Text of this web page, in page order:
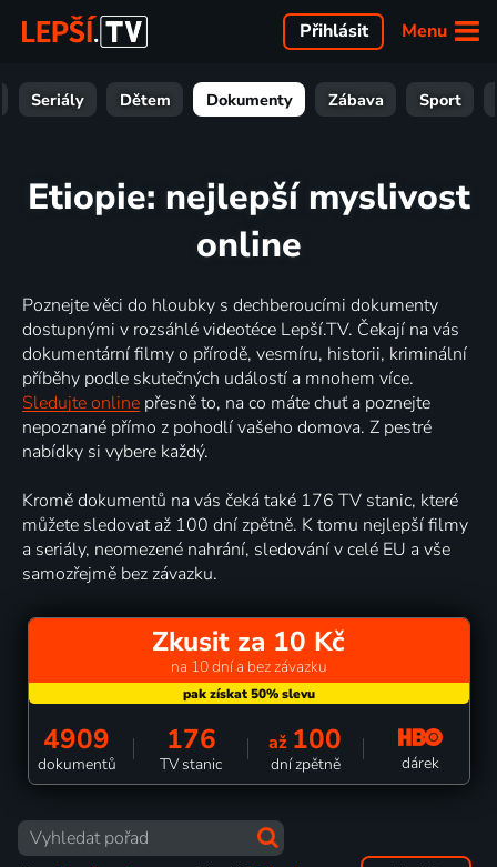
Menu
Přihlásit
Seriály Dětem Dokumenty Zábava Sport
Etiopie: nejlepší myslivost
online
Poznejte věci do hloubky s dechberoucími dokumenty
dostupnými v rozsáhlé videotéce Lepší.TV. Čekají na vás
dokumentární filmy o přírodě, vesmíru, historii, kriminální
příběhy podle skutečných událostí a mnohem více.
Sledujte online přesně to, na co máte chuť a poznejte
nepoznané přímo z pohodlí vašeho domova. Z pestré
nabídky si vybere každý.
Kromě dokumentů na vás čeká také 176 TV stanic, které
můžete sledovat až 100 dní zpětně. K tomu nejlepší filmy
a seriály, neomezené nahrání, sledování v celé EU a vše
samozřejmě bez závazku.
Zkusit za 10 Kč
na 10 dní a bez závazku
4909
dokumentů
176
TV stanic
až 100
dní zpětně dárek